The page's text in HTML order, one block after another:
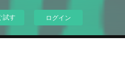
試す ログイン